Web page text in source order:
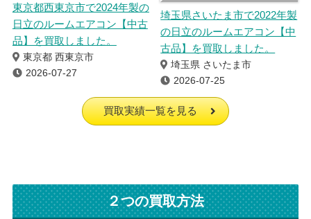
東京都西東京市で2024年製の
日立のルームエアコン【中古
品】を買取しました。
東京都 西東京市
2026-07-27
埼玉県さいたま市で2022年製
の日立のルームエアコン【中
古品】を買取しました。
埼玉県 さいたま市
2026-07-25
買取実績一覧を見る
２つの買取方法